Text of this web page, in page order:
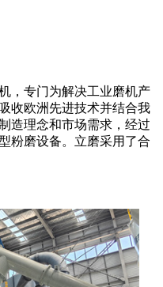
，专门为解决工业磨机产
收欧洲先进技术并结合我
造理念和市场需求，经过
粉磨设备。立磨采用了合